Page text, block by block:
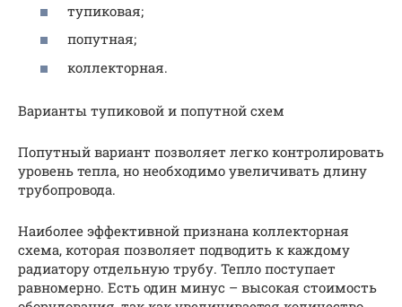
тупиковая;
попутная;
коллекторная.
Варианты тупиковой и попутной схем
Попутный вариант позволяет легко контролировать
уровень тепла, но необходимо увеличивать длину
трубопровода.
Наиболее эффективной признана коллекторная
схема, которая позволяет подводить к каждому
радиатору отдельную трубу. Тепло поступает
равномерно. Есть один минус – высокая стоимость